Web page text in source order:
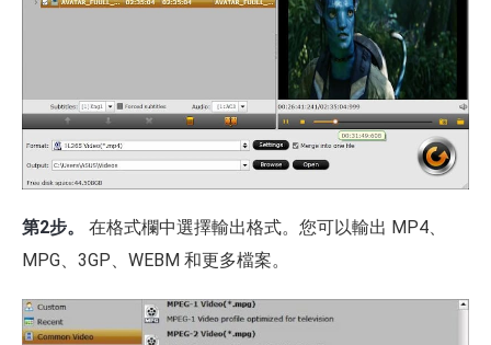
第2步。 在格式欄中選擇輸出格式。您可以輸出 MP4、
MPG、3GP、WEBM 和更多檔案。